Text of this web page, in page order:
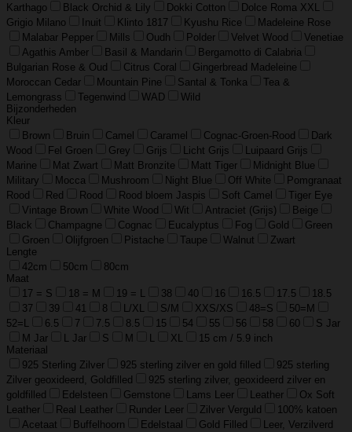
Karthago
Black Orchid & Lily Dokki Cotton
Dolce Roma XXL
Grigio Milano
Inuit Klinto 1817 Kyushu Rice
Madeleine Rose
Malabar Pepper
Mills Oudh Polder Velvet Wood
Venetiae
Agathis Amber
Basil & Mandarin
Bergamotto di Calabria
Bulgarian Rose & Oud
Citrus Coral
Gingerbread Madeleine
Moroccan Cedar
Mountain Pine Santal & Tonka
Tea &
Lemongrass
Tegenwind WAD
Wild
Bijzonderheden
Kleur
Brown
Bruin Camel Caramel Cognac-Groen-Rood
Dark
Wood
Fel Groen Grey Grijs Licht Grijs
Luipaard Grijs
Marine
Mat Zwart Matt Bronzite Matt Tiger
Midnight Blue
Military
Mocca Mushroom Night Blue Off White
Pomgranaat
Rood
Red Rood Rood bloem Jaspis Soft Camel
Tiger Eye
Vintage Brown
White Wood Wit Antraciet (Grijs)
Beige
Black
Champagne Cognac Eucalyptus Fog Gold
Green
Groen
Olijfgroen Pistache Taupe Walnut
Zwart
Lengte
42cm
50cm
80cm
Maat
17 = S
18 = M 19 = L 38 40 16 16.5 17.5
18.5
37
39 41 8 L/XL S/M XXS/XS 48=S
50=M
52=L
6.5 7 7.5 8.5 15 54 55 56 58 60
S Jar
M Jar
L Jar S M L XL
15 cm / 5.9 inch
Materiaal
925 Sterling Zilver
925 sterling zilver en gold filled
925 sterling
Zilver geoxideerd, Goldfilled
925 sterling zilver, geoxideerd zilver en
goldfilled
Edelsteen Gemstone Lams Leer Leather
Ox Soft
Leather
Real Leather Runder Leer Zilver Verguld
100% katoen
Acetaat
Buffelhoorn Edelstaal Gold Filled Leer, Verzilverd